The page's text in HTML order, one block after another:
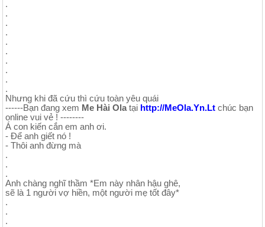
.
.
.
.
.
.
.
.
.
.
Nhưng khi đã cứu thì cứu toàn yêu quái
------Bạn đang xem Me Hài Ola tại http://MeOla.Yn.Lt chúc bạn
online vui vẻ ! --------
Á con kiến cắn em anh ơi.
- Để anh giết nó !
- Thôi anh đừng mà
.
.
.
Anh chàng nghĩ thầm *Em này nhân hậu ghê,
sẽ là 1 người vợ hiền, một người mẹ tốt đây*
.
.
.